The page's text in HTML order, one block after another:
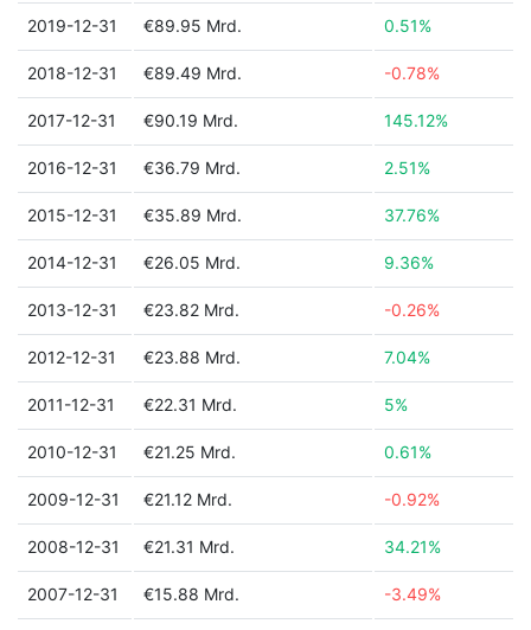
2019-12-31 €89.95 Mrd. 0.51%
2018-12-31 €89.49 Mrd. -0.78%
2017-12-31 €90.19 Mrd. 145.12%
2016-12-31 €36.79 Mrd. 2.51%
2015-12-31 €35.89 Mrd. 37.76%
2014-12-31 €26.05 Mrd. 9.36%
2013-12-31 €23.82 Mrd. -0.26%
2012-12-31 €23.88 Mrd. 7.04%
2011-12-31 €22.31 Mrd. 5%
2010-12-31 €21.25 Mrd. 0.61%
2009-12-31 €21.12 Mrd. -0.92%
2008-12-31 €21.31 Mrd. 34.21%
2007-12-31 €15.88 Mrd. -3.49%